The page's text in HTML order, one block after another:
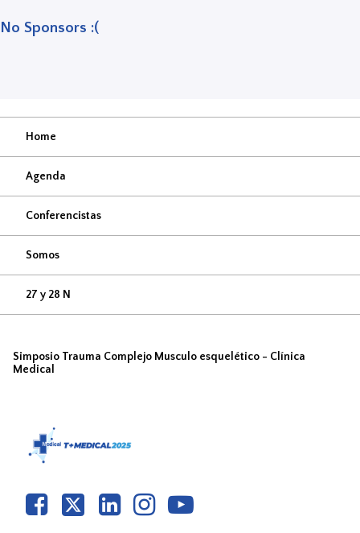
No Sponsors :(
Home
Agenda
Conferencistas
Somos
27 y 28 N
Simposio Trauma Complejo Musculo esquelético - Clínica
Medical